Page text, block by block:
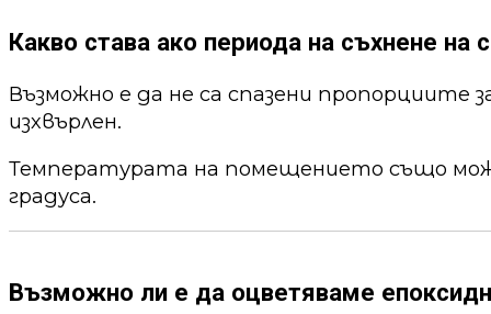
Какво става ако периода на съхнене
Възможно е да не са спазени пропорциите
изхвърлен.
Температурата на помещението също
градуса.
Възможно ли е да оцветяваме